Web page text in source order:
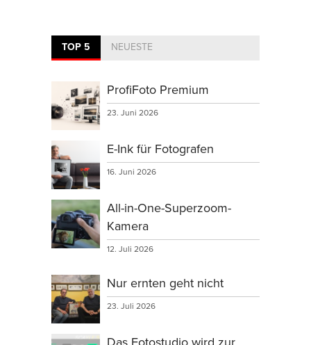
TOP 5 NEUESTE
ProfiFoto Premium
23. Juni 2026
E-Ink für Fotografen
16. Juni 2026
All-in-One-Superzoom-
Kamera
12. Juli 2026
Nur ernten geht nicht
23. Juli 2026